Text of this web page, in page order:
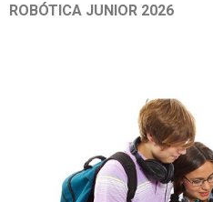
ROBÓTICA JUNIOR 2026